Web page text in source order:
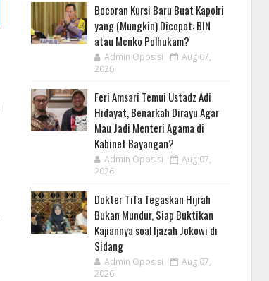
Bocoran Kursi Baru Buat Kapolri
yang (Mungkin) Dicopot: BIN
atau Menko Polhukam?
Admin Oposisi
Aug 07,
2026
Feri Amsari Temui Ustadz Adi
Hidayat, Benarkah Dirayu Agar
Mau Jadi Menteri Agama di
Kabinet Bayangan?
Admin Oposisi
Aug 07,
2026
Dokter Tifa Tegaskan Hijrah
Bukan Mundur, Siap Buktikan
Kajiannya soal Ijazah Jokowi di
Sidang
Admin Oposisi
Aug 07,
2026